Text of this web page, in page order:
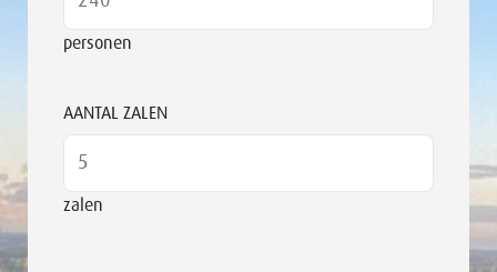
personen
AANTAL ZALEN
zalen